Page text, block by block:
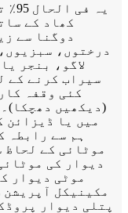
یہ
کھاد کے
دوگنا سے
درختوں،
لاگو، بنجر
سیراب کرنے کے
کئی وقفہ
(دیکھیں
میں یا ڈیزائن
ہم سے رابطہ
موٹائی کے لحاظ
دیوار کی
موٹی دیوار
مکینیکل
پتلی دیوار